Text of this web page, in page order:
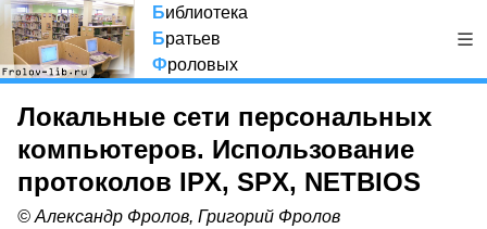
Библиотека
Братьев
Фроловых
Локальные сети персональных
компьютеров. Использование
протоколов IPX, SPX, NETBIOS
© Александр Фролов, Григорий Фролов